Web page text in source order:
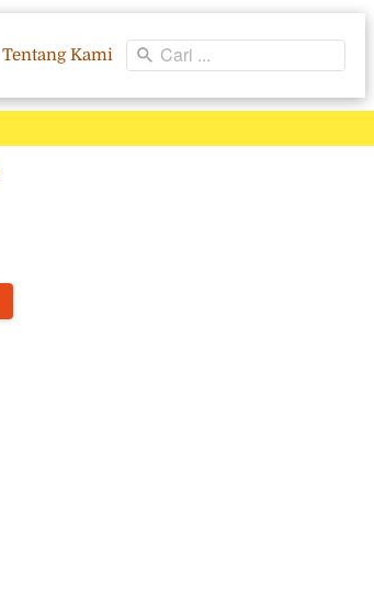
Tentang Kami Cari ...